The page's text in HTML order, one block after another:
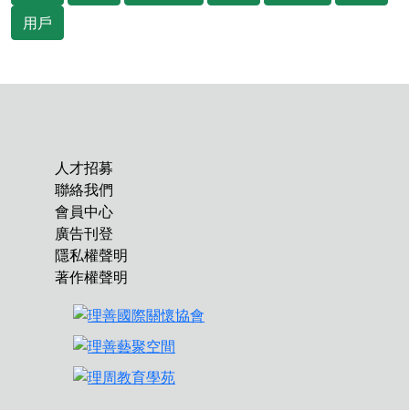
用戶
人才招募
聯絡我們
會員中心
廣告刊登
隱私權聲明
著作權聲明